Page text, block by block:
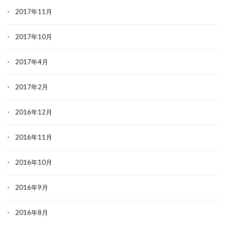
2017年11月
2017年10月
2017年4月
2017年2月
2016年12月
2016年11月
2016年10月
2016年9月
2016年8月